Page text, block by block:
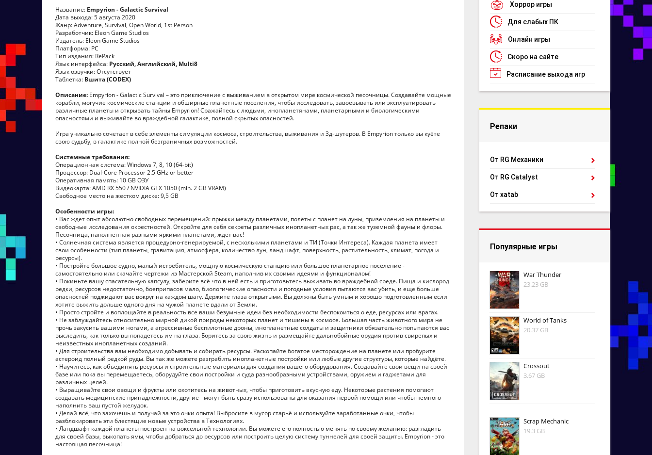
Название: Empyrion - Galactic Survival
Дата выхода: 5 августа 2020
Жанр: Adventure, Survival, Open World, 1st Person
Разработчик: Eleon Game Studios
Издатель: Eleon Game Studios
Платформа: PC
Тип издания: RePack
Язык интерфейса: Русский, Английский, Multi8
Язык озвучки: Отсутствует
Таблетка: Вшита (CODEX)
Описание: Empyrion - Galactic Survival – это приключение с выживанием в открытом мире космической песочницы. Создавайте мощные
корабли, могучие космические станции и обширные планетные поселения, чтобы исследовать, завоевывать или эксплуатировать
различные планеты и открывать тайны Empyrion! Сражайтесь с людьми, инопланетянами, планетарными и биологическими
опасностями и выживайте во враждебной галактике, полной скрытых опасностей.
Игра уникально сочетает в себе элементы симуляции космоса, строительства, выживания и 3д-шутеров. В Empyrion только вы куёте
свою судьбу, в галактике полной безграничных возможностей.
Системные требования:
Операционная система: Windows 7, 8, 10 (64-bit)
Процессор: Dual-Core Processor 2.5 GHz or better
Оперативная память: 10 GB ОЗУ
Видеокарта: AMD RX 550 / NVIDIA GTX 1050 (min. 2 GB VRAM)
Свободное место на жестком диске: 9,5 GB
Особенности игры:
• Вас ждет опыт абсолютно свободных перемещений: прыжки между планетами, полёты с планет на луны, приземления на планеты и
свободные исследования окрестностей. Откройте для себя секреты различных инопланетных рас, а так же туземной фауны и флоры.
Песочница, наполненная разными яркими планетами, ждет вас!
• Солнечная система является процедурно-генерируемой, с несколькими планетами и ТИ (Точки Интереса). Каждая планета имеет
свои особенности (тип планеты, гравитация, атмосфера, количество лун, ландшафт, поверхность, растительность, климат, погода и
ресурсы).
• Постройте большое судно, малый истребитель, мощную космическую станцию или большое планетарное поселение -
самостоятельно или скачайте чертежи из Мастерской Steam, наполнив их своими идеями и функционалом!
• Покиньте вашу спасательную капсулу, заберите всё что в ней есть и приготовьтесь выживать во враждебной среде. Пища и кислород
редки, ресурсов недостаточно, боеприпасов мало, биологические опасности и погодные условия пытаются вас убить, и еще больше
опасностей поджидают вас вокруг на каждом шагу. Держите глаза открытыми. Вы должны быть умным и хорошо подготовленным если
хотите выжить дольше одного дня на чужой планете вдали от Земли.
• Просто стройте и воплощайте в реальность все ваши безумные идеи без необходимости беспокоиться о еде, ресурсах или врагах.
• Не заблуждайтесь относительно мирной дикой природы некоторых планет и тишины в космосе. Большая часть животного мира не
прочь закусить вашими ногами, а агрессивные беспилотные дроны, инопланетные солдаты и защитники обязательно попытаются вас
выследить, как только вы попадетесь им на глаза. Боритесь за свою жизнь и размещайте дальнобойные орудия против свирепых и
неизвестных инопланетных созданий.
• Для строительства вам необходимо добывать и собирать ресурсы. Раскопайте богатое месторождение на планете или пробурите
астероид полный редкой руды. Вы так же можете разграбить инопланетные постройки или любые другие структуры, которые найдёте.
• Научитесь, как объединять ресурсы и строительные материалы для создания вашего оборудования. Создавайте свои вещи на своей
базе или пока вы перемещаетесь, оборудуйте свои постройки и суда разнообразными устройствами, оружием и гаджетами для
различных целей.
• Выращивайте свои овощи и фрукты или охотитесь на животных, чтобы приготовить вкусную еду. Некоторые растения помогают
создавать медицинские принадлежности, другие - могут быть сразу использованы для оказания первой помощи или чтобы немного
наполнить ваш пустой желудок.
• Делай всё, что захочешь и получай за это очки опыта! Выбросите в мусор старьё и используйте заработанные очки, чтобы
разблокировать эти блестящие новые устройства в Технологиях.
• Ландшафт каждой планеты построен на воксельной технологии. Вы можете его полностью менять по своему желанию: разгладить
для своей базы, выкопать ямы, чтобы добраться до ресурсов или построить целую систему туннелей для своей защиты. Empyrion - это
настоящая песочница!
Хоррор игры
Для слабых ПК
Онлайн игры
Скоро на сайте
Расписание выхода игр
Репаки
От RG Механики
От RG Catalyst
От xatab
Популярные игры
War Thunder
23.23 GB
World of Tanks
20.37 GB
Crossout
3.67 GB
Scrap Mechanic
19.3 GB